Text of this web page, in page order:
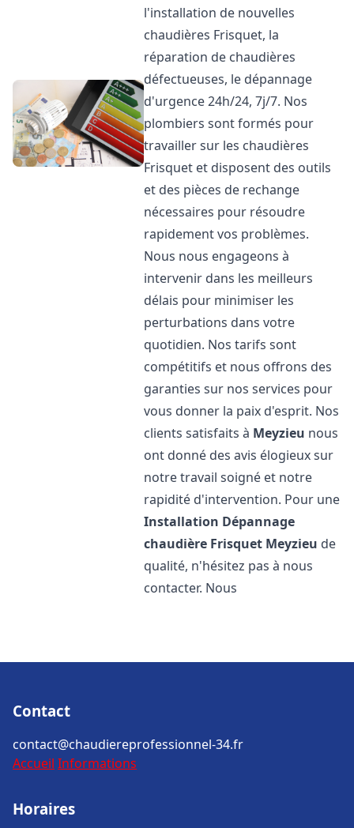
l'installation de nouvelles
chaudières Frisquet, la
réparation de chaudières
défectueuses, le dépannage
d'urgence 24h/24, 7j/7. Nos
plombiers sont formés pour
travailler sur les chaudières
Frisquet et disposent des outils
et des pièces de rechange
nécessaires pour résoudre
rapidement vos problèmes.
Nous nous engageons à
intervenir dans les meilleurs
délais pour minimiser les
perturbations dans votre
quotidien. Nos tarifs sont
compétitifs et nous offrons des
garanties sur nos services pour
vous donner la paix d'esprit. Nos
clients satisfaits à Meyzieu nous
ont donné des avis élogieux sur
notre travail soigné et notre
rapidité d'intervention. Pour une
Installation Dépannage
chaudière Frisquet Meyzieu de
qualité, n'hésitez pas à nous
contacter. Nous
Contact
contact@chaudiereprofessionnel-34.fr
Accueil Informations
Horaires